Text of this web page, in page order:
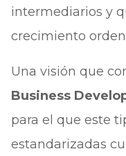
intermediarios y
crecimiento
Una visión que
Business
para el que este
estandarizadas